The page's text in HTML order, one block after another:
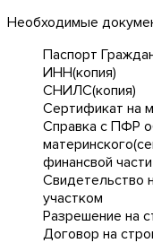
Необходимые
Паспорт
ИНН(копия)
СНИЛС(копия)
Сертификат на
Справка с ПФР
финансвой
Свидетельство
участком
Разрешение на
Договор на